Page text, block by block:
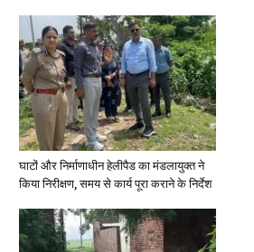
घाटों और निर्माणाधीन हेलीपैड का मंडलायुक्त ने
किया निरीक्षण, समय से कार्य पूरा कराने के निर्देश